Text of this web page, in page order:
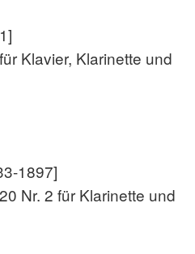
Klavier, Klarinette und
1897]
Nr. 2 für Klarinette und